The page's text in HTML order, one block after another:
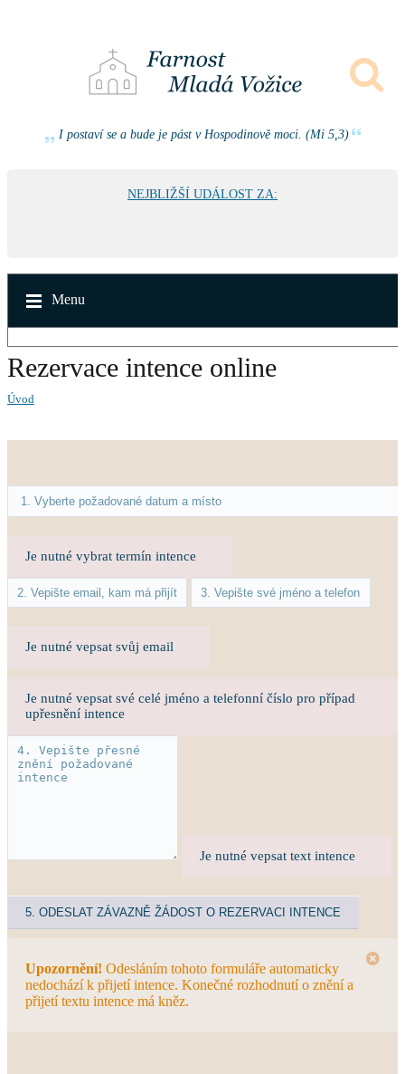
I postaví se a bude je pást v Hospodinově moci. (Mi 5,3)
NEJBLIŽŠÍ UDÁLOST ZA:
Menu
Rezervace intence online
Úvod
Je nutné vybrat termín intence
Je nutné vepsat svůj email
Je nutné vepsat své celé jméno a telefonní číslo pro případ
upřesnění intence
Je nutné vepsat text intence
Upozornění! Odesláním tohoto formuláře automaticky
nedochází k přijetí intence. Konečné rozhodnutí o znění a
přijetí textu intence má kněz.